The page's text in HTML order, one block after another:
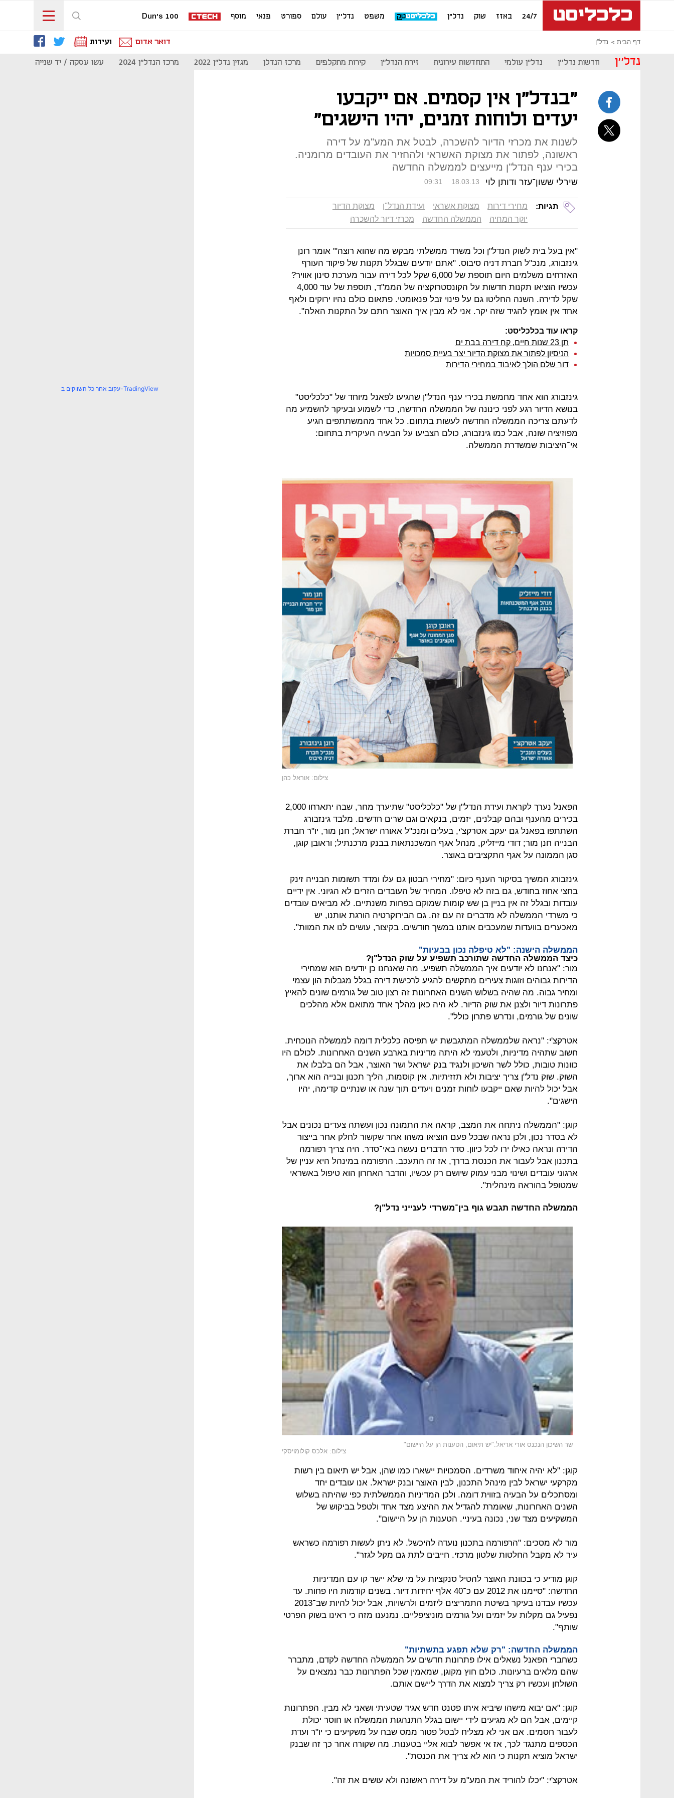
24/7 באזז שוק נדל"ן משפט נדל''ן עולם ספורט פנאי מוסף Dun's 100
דף הבית נדל''ן דואר אדום ועידות
נדל''ן חדשות נדל''ן נדל"ן עולמי התחדשות עירונית זירת הנדל"ן קירות מתקלפים מרכז הנדלן מגזין נדל"ן 2022 מרכז הנדל"ן 2024 עשו עסקה / יד שנייה
"בנדל"ן אין קסמים. אם ייקבעו
יעדים ולוחות זמנים, יהיו הישגים"
לשנות את מכרזי הדיור להשכרה, לבטל את המע"מ על דירה
ראשונה, לפתור את מצוקת האשראי ולהחזיר את העובדים מרומניה.
בכירי ענף הנדל"ן מייעצים לממשלה החדשה
שירלי ששון־עזר ודותן לוי 09:31 18.03.13
תגיות: מחירי דירות מצוקת אשראי ועידת הנדל"ן
מצוקת הדיור
יוקר המחיה
הממשלה החדשה מכרזי דיור להשכרה
"אין בעל בית לשוק הנדל"ן וכל משרד ממשלתי מבקש מה שהוא רוצה"' אומר רונן
גינזבורג, מנכ"ל חברת דניה סיבוס. "אתם יודעים שבגלל תקנות של פיקוד העורף
האזרחים משלמים היום תוספת של 6,000 שקל לכל דירה עבור מערכת סינון אוויר?
עכשיו הוציאו תקנות חדשות על הקונסטרוקציה של הממ"ד, תוספת של עוד 4,000
שקל לדירה. השנה החליטו גם על פינוי זבל פנאומטי. פתאום כולם נהיו ירוקים ולאף
אחד אין אומץ להגיד שזה יקר. אני לא מבין איך האוצר חתם על התקנות האלה".
קראו עוד בכלכליסט:
תן 23 שנות חיים, קח דירה בבת ים
הניסיון לפתור את מצוקת הדיור יצר בעיית סמכויות
דור שלם הולך לאיבוד במחירי הדירות
גינזבורג הוא אחד מחמשת בכירי ענף הנדל"ן שהגיעו לפאנל מיוחד של "כלכליסט"
בנושא הדיור רגע לפני כינונה של הממשלה החדשה, כדי לשמוע ובעיקר להשמיע מה
לדעתם צריכה הממשלה החדשה לעשות בתחום. כל אחד מהמשתתפים הגיע
מפוזיציה שונה, אבל כמו גינזבורג, כולם הצביעו על הבעיה העיקרית בתחום:
אי־היציבות שמשדרת הממשלה.
צילום: אוראל כהן
הפאנל נערך לקראת ועידת הנדל"ן של "כלכליסט" שתיערך מחר, שבה יתארחו 2,000
בכירים מהענף ובהם קבלנים, יזמים, בנקאים וגם שרים חדשים. מלבד גינזבורג
השתתפו בפאנל גם יעקב אטרקצ'י, בעלים ומנכ"ל אאורה ישראל; חנן מור, יו"ר חברת
הבנייה חנן מור; דודי מייזליק, מנהל אגף המשכנתאות בבנק מרכנתיל; וראובן קוגן,
סגן הממונה על אגף התקציבים באוצר.
גינזבורג המשיך בסיקור הענף כיום: "מחירי הבטון גם עלו ומדד תשומות הבנייה זינק
בחצי אחוז בחודש, גם בזה לא טיפלו. המחיר של העובדים הזרים לא הגיוני. אין ידיים
עובדות ובגלל זה אין בניין בן שש קומות שמוקם בפחות משנתיים. לא מביאים עובדים
כי משרדי הממשלה לא מדברים זה עם זה. גם הבירוקרטיה הורגת אותנו, יש
מאכערים בוועדות שמעכבים אותנו במשך חודשים. בקיצור, עושים לנו את המוות".
הממשלה הישנה: "לא טיפלה נכון בבעיות"
כיצד הממשלה החדשה שתורכב תשפיע על שוק הנדל"ן?
מור: "אנחנו לא יודעים איך הממשלה תשפיע, מה שאנחנו כן יודעים הוא שמחירי
הדירות גבוהים וזוגות צעירים מתקשים להגיע לרכישת דירה בגלל מגבלות הון עצמי
ומחיר גבוה. מה שהיה בשלוש השנים האחרונות זה רצון טוב של גורמים שונים להאיץ
פתרונות דיור ולצנן את שוק הדיור. לא היה כאן מהלך אחד מתואם אלא מהלכים
שונים של גורמים, ונדרש פתרון כולל".
אטרקצ'י: "נראה שלממשלה המתגבשת יש תפיסה כלכלית דומה לממשלה הנוכחית.
חשוב שתהיה מדיניות, ולטעמי לא היתה מדיניות בארבע השנים האחרונות. לכולם היו
כוונות טובות, כולל לשר השיכון ולנגיד בנק ישראל ושר האוצר, אבל הם בלבלו את
השוק. שוק נדל"ן צריך יציבות ולא תזזיתיות. אין קוסמות, הליך תכנון ובנייה הוא ארוך,
אבל יכול להיות שאם ייקבעו לוחות זמנים ויעדים תוך שנה או שנתיים קדימה, יהיו
הישגים".
קוגן: "הממשלה ניתחה את המצב, קראה את התמונה נכון ועשתה צעדים נכונים אבל
לא בסדר נכון, ולכן נראה שבכל פעם הוציאו משהו אחר שקשור לחלק אחר בייצור
הדירה ונראה כאילו ירו לכל כיוון. סדר הדברים נעשה באי־סדר. היה צריך רפורמה
בתכנון אבל לעבור את הכנסת בדרך, אז זה התעכב. הרפורמה במינהל היא עניין של
ארגוני עובדים ושינוי מבני עמוק שיושם רק עכשיו, והדבר האחרון הוא טיפול באשראי
שמטופל בהוראה מינהלית".
הממשלה החדשה תגבש גוף בין־משרדי לענייני נדל"ן?
שר השיכון הנכנס אורי אריאל."יש תיאום, הטענות הן על היישום"
צילום: אלכס קולומויסקי
קוגן: "לא יהיה איחוד משרדים. הסמכויות יישארו כמו שהן, אבל יש תיאום בין רשות
מקרקעי ישראל לבין מינהל התכנון, לבין האוצר ובנק ישראל. אנו עובדים יחד
ומסתכלים על הבעיה בזווית דומה. ולכן המדיניות הממשלתית כפי שהיתה בשלוש
השנים האחרונות, שאומרת להגדיל את ההיצע מצד אחד ולטפל בביקוש של
המשקיעים מצד שני, נכונה בעיניי. הטענות הן על היישום".
מור לא מסכים: "הרפורמה בתכנון נועדה להיכשל. לא ניתן לעשות רפורמה כשראש
עיר לא מקבל החלטות שלטון מרכזי. חייבים לתת גם מקל לגזר".
קוגן מודיע כי בכוונת האוצר להטיל סנקציות על מי שלא יישר קו עם המדיניות
החדשה: "סיימנו את 2012 עם כ־40 אלף יחידות דיור. בשנים קודמות היו פחות. עד
עכשיו עבדנו בעיקר בשיטת התמריצים ליזמים ולרשויות, אבל יכול להיות שב־2013
נפעיל גם מקלות על יזמים ועל גורמים מוניציפליים. נמנענו מזה כי ראינו בשוק הפרטי
שותף".
הממשלה החדשה: "רק שלא תפגע בתשתיות"
כשחברי הפאנל נשאלים אילו פתרונות חדשים על הממשלה החדשה לקדם, מתברר
שהם מלאים ברעיונות. כולם חוץ מקוגן, שמאמין שכל הפתרונות כבר נמצאים על
השולחן ועכשיו רק צריך למצוא את הדרך ליישם אותם.
קוגן: "אם יבוא מישהו שיביא איתו פטנט חדש אגיד שטעיתי ושאני לא מבין. הפתרונות
קיימים, אבל הם לא מגיעים לידי יישום בגלל התנהגות הממשלה או חוסר יכולת
לעבור חסמים. אם אני לא מצליח לבטל פטור ממס שבח על משקיעים כי יו"ר ועדת
הכספים מתנגד לכך, אז אי אפשר לבוא אליי בטענות. מה שקורה אחר כך זה שבנק
ישראל מוציא תקנות כי הוא לא צריך את הכנסת".
אטרקצ'י: "יכלו להוריד את המע"מ על דירה ראשונה ולא עושים את זה".
עקוב אחר כל השווקים ב-TradingView